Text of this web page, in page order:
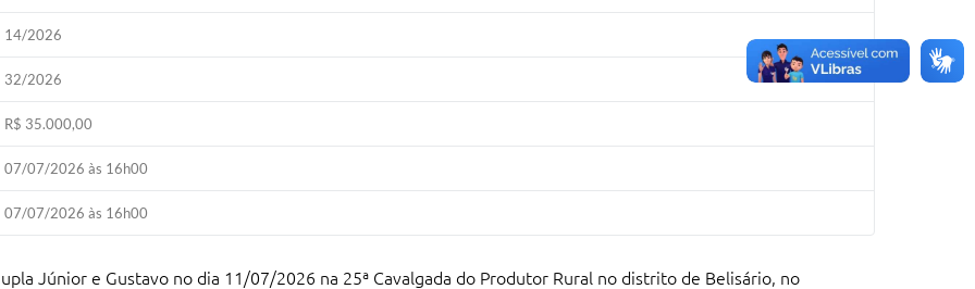
14/2026
32/2026
R$ 35.000,00
07/07/2026 às 16h00
07/07/2026 às 16h00
Júnior e Gustavo no dia 11/07/2026 na 25ª Cavalgada do Produtor Rural no distrito de Belisário, no